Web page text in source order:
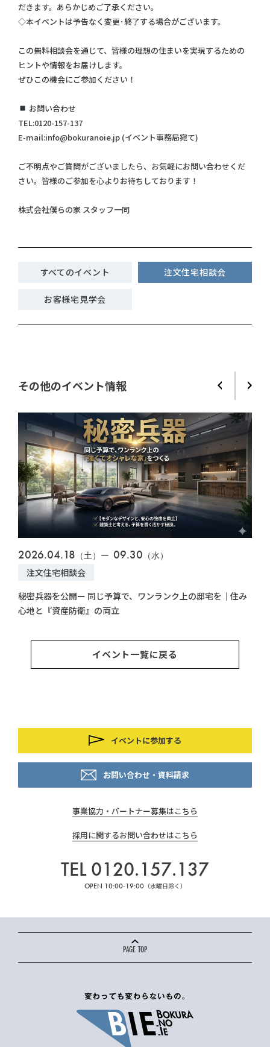
だきます。あらかじめご了承ください。
◇本イベントは予告なく変更･終了する場合がございます。
この無料相談会を通じて、皆様の理想の住まいを実現するための
ヒントや情報をお届けします。
ぜひこの機会にご参加ください！
お問い合わせ
TEL:0120-157-137
E-mail:info@bokuranoie.jp (イベント事務局宛て)
ご不明点やご質問がございましたら、お気軽にお問い合わせくだ
さい。皆様のご参加を心よりお待ちしております！
株式会社僕らの家 スタッフ一同
すべてのイベント 注文住宅相談会
お客様宅見学会
その他のイベント情報
2026.04.18 （土）ー 09.30 （水）
注文住宅相談会
秘密兵器を公開ー 同じ予算で、ワンランク上の邸宅を｜住み
心地と『資産防衛』の両立
イベント一覧に戻る
イベントに参加する
お問い合わせ・資料請求
事業協力・パートナー募集はこちら
採用に関するお問い合わせはこちら
TEL 0120.157.137
OPEN 10:00-19:00（水曜日除く）
PAGE TOP